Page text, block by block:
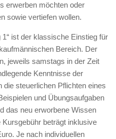
erwerben möchten oder
sowie vertiefen wollen.
ist der klassische Einstieg für
Bereich. Der
jeweils samstags in der Zeit
Kenntnisse der
die steuerlichen Pflichten eines
und Übungsaufgaben
das neu erworbene Wissen
beträgt inklusive
Je nach individuellen